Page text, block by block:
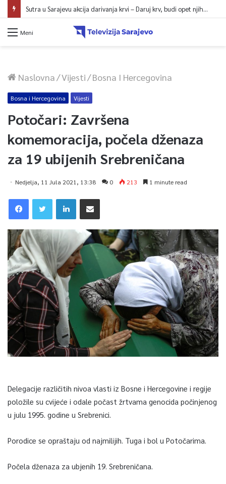
Sutra u Sarajevu akcija darivanja krvi – Daruj krv, budi opet njihov heroj
Meni
Naslovna/Vijesti/Bosna I Hercegovina
Bosna i Hercegovina Vijesti
Potočari: Završena
komemoracija, počela dženaza
za 19 ubijenih Srebreničana
Nedjelja, 11 Jula 2021, 13:38 0 213 1 minute read
Delegacije različitih nivoa vlasti iz Bosne i Hercegovine i regije
položile su cvijeće i odale počast žrtvama genocida počinjenog
u julu 1995. godine u Srebrenici.
Porodice se opraštaju od najmilijih. Tuga i bol u Potočarima.
Počela dženaza za ubjenih 19. Srebreničana.